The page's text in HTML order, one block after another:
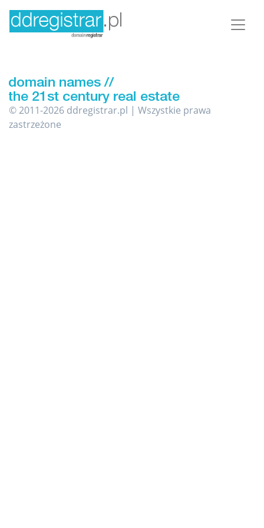
© 2011-2026 ddregistrar.pl | Wszystkie prawa
zastrzeżone